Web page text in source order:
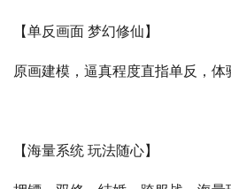
【单反画面 梦幻修仙】
原画建模，逼真程度直指单反，体
【海量系统 玩法随心】